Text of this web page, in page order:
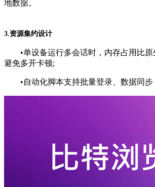
地数据。
3.资源集约设计
•单设备运行多会话时，内存占用比原
避免多开卡顿;
•自动化脚本支持批量登录、数据同步